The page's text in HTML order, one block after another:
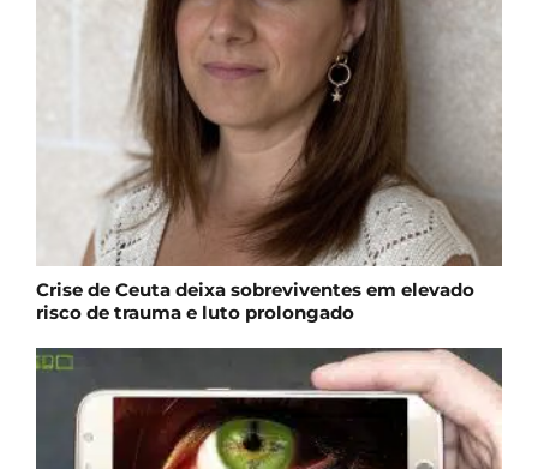
Crise de Ceuta deixa sobreviventes em elevado
risco de trauma e luto prolongado